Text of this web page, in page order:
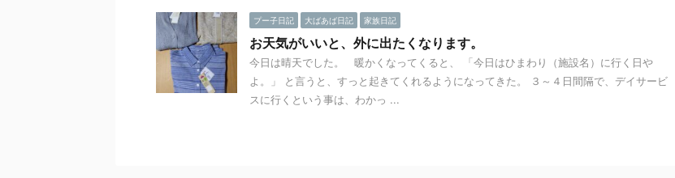
プー子日記 大ばあば日記 家族日記
お天気がいいと、外に出たくなります。
今日は晴天でした。 暖かくなってくると、 「今日はひまわり（施設名）に行く日や
よ。」 と言うと、すっと起きてくれるようになってきた。 ３～４日間隔で、デイサービ
スに行くという事は、わかっ ...